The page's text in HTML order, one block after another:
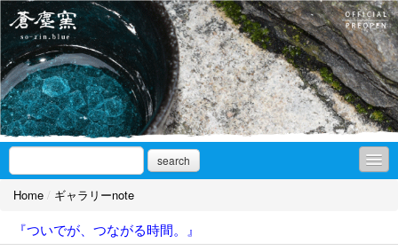
search
お知らせ
アオを求めて
Home / ギャラリーnote
『ついでが、つながる時間。』